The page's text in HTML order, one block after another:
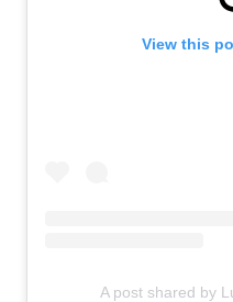
View this
A post shared by